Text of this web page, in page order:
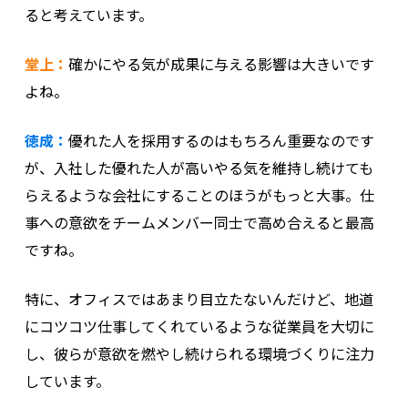
ると考えています。
堂上： 確かにやる気が成果に与える影響は大きいです
よね。
徳成： 優れた人を採用するのはもちろん重要なのです
が、入社した優れた人が高いやる気を維持し続けても
らえるような会社にすることのほうがもっと大事。仕
事への意欲をチームメンバー同士で高め合えると最高
ですね。
特に、オフィスではあまり目立たないんだけど、地道
にコツコツ仕事してくれているような従業員を大切に
し、彼らが意欲を燃やし続けられる環境づくりに注力
しています。